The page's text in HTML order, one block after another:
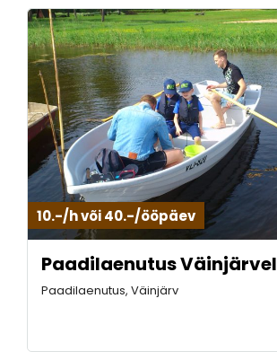
10.-/h või 40.-/ööpäev
Paadilaenutus Väinjärvel
Paadilaenutus, Väinjärv